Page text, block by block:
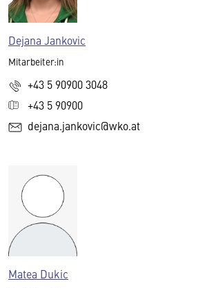
Dejana Jankovic
Mitarbeiter:in
+43 5 90900 3048
+43 5 90900
dejana.jankovic@wko.at
Matea Dukic